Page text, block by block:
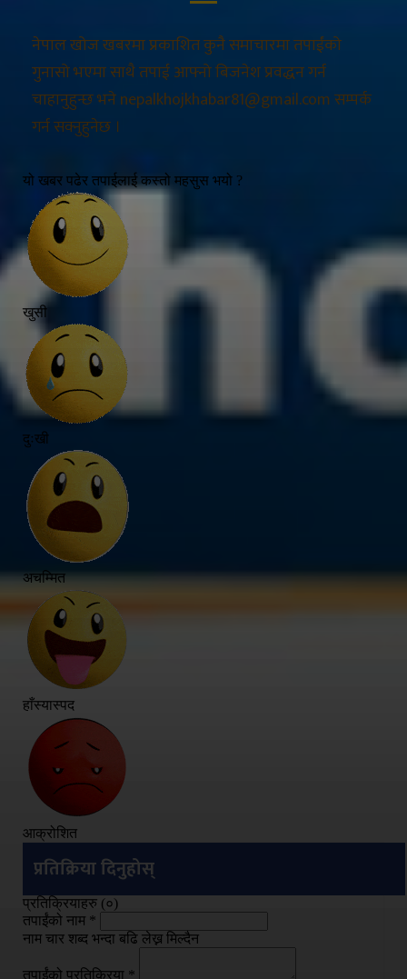
नेपाल खोज खबरमा प्रकाशित कुनै समाचारमा तपाईंको
गुनासो भएमा साथै तपाई आफ्नो बिजनेश प्रवद्धन गर्न
चाहानुहुन्छ भने nepalkhojkhabar81@gmail.com सम्पर्क
गर्न सक्नुहुनेछ ।
यो खबर पढेर तपाईलाई कस्तो महसुस भयो ?
खुसी
दुःखी
अचम्मित
हाँस्यास्पद
आक्रोशित
प्रतिक्रिया दिनुहोस्
प्रतिक्रियाहरु (०)
तपाईंको नाम *
नाम चार शब्द भन्दा बढि लेख्न मिल्दैन
तपाईंको प्रतिक्रिया *